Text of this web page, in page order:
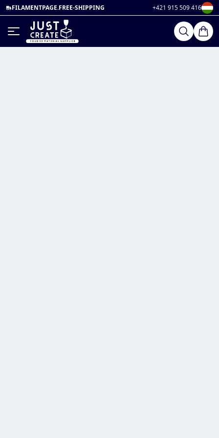
FILAMENTPAGE.FREE-SHIPPING +421 915 509 416